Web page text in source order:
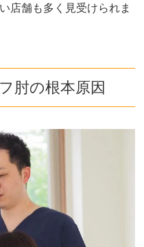
店舗も多く見受けられま
肘の根本原因